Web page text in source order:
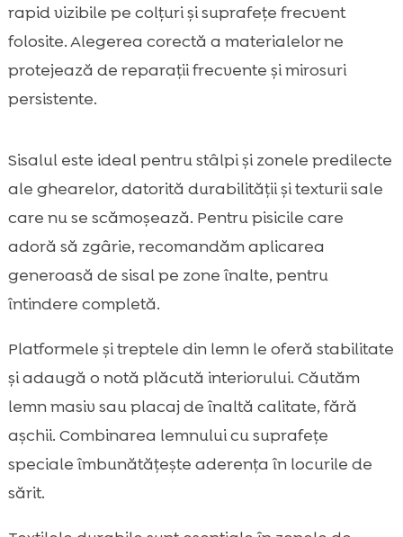
rapid vizibile pe colțuri și suprafețe frecvent
folosite. Alegerea corectă a materialelor ne
protejează de reparații frecvente și mirosuri
persistente.
Sisalul este ideal pentru stâlpi și zonele predilecte
ale ghearelor, datorită durabilității și texturii sale
care nu se scămoșează. Pentru pisicile care
adoră să zgârie, recomandăm aplicarea
generoasă de sisal pe zone înalte, pentru
întindere completă.
Platformele și treptele din lemn le oferă stabilitate
și adaugă o notă plăcută interiorului. Căutăm
lemn masiv sau placaj de înaltă calitate, fără
așchii. Combinarea lemnului cu suprafețe
speciale îmbunătățește aderența în locurile de
sărit.